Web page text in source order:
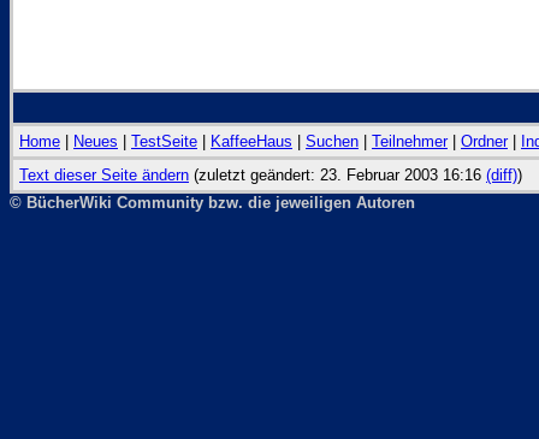
Home Neues TestSeite KaffeeHaus Suchen Teilnehmer| Ordner|
Text dieser Seite ändern (zuletzt geändert: 23. Februar 2003 16:16 (diff))
© BücherWiki Community bzw. die jeweiligen Autoren